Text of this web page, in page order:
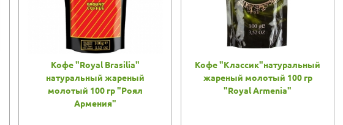
Кофе "Royal Brasilia"
натуральный жареный
молотый 100 гр "Роял
Армения"
Кофе "Классик"натуральный
жареный молотый 100 гр
"Royal Armenia"